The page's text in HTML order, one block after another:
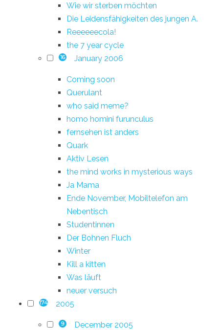
Wie wir sterben möchten
Die Leidensfähigkeiten des jungen A.
Reeeeeecola!
the 7 year cycle
16 January 2006
Coming soon
Querulant
who said meme?
homo homini furunculus
fernsehen ist anders
Quark
Aktiv Lesen
the mind works in mysterious ways
Ja Mama
Ende November, Mobiltelefon am
Nebentisch
Studentinnen
Der Bohnen Fluch
Winter
Kill a kitten
Was läuft
neuer versuch
174 2005
9 December 2005